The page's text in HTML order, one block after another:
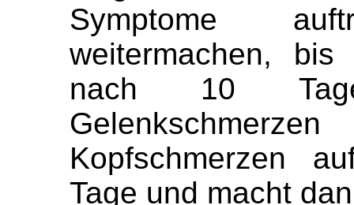
Symptome
weitermachen,
nach 10
Kopfschmerzen
Tage und macht